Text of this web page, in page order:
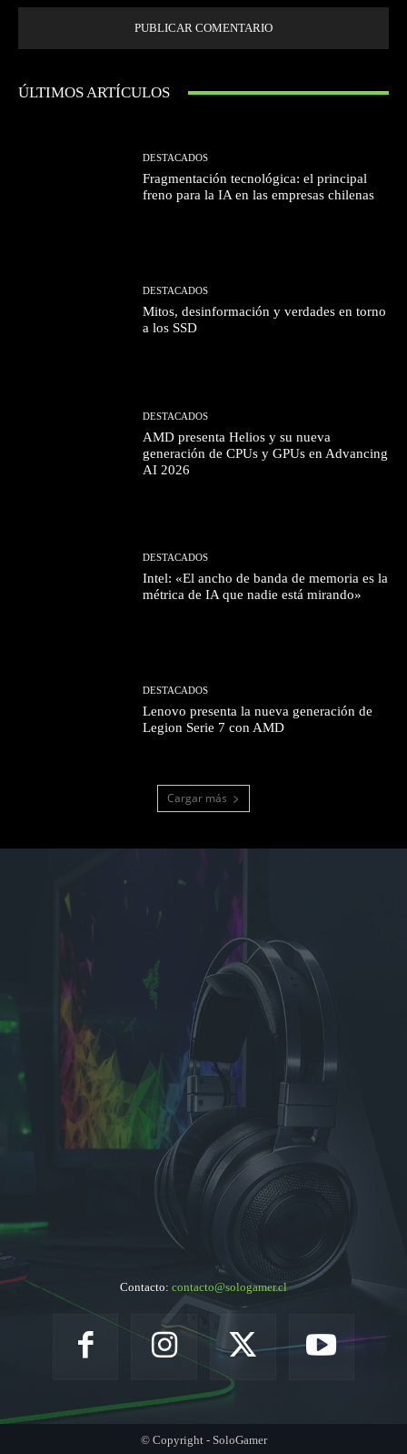
ÚLTIMOS ARTÍCULOS
DESTACADOS
Fragmentación tecnológica: el principal
freno para la IA en las empresas chilenas
DESTACADOS
Mitos, desinformación y verdades en torno
a los SSD
DESTACADOS
AMD presenta Helios y su nueva
generación de CPUs y GPUs en Advancing
AI 2026
DESTACADOS
Intel: «El ancho de banda de memoria es la
métrica de IA que nadie está mirando»
DESTACADOS
Lenovo presenta la nueva generación de
Legion Serie 7 con AMD
Cargar más
Contacto: contacto@sologamer.cl
© Copyright - SoloGamer